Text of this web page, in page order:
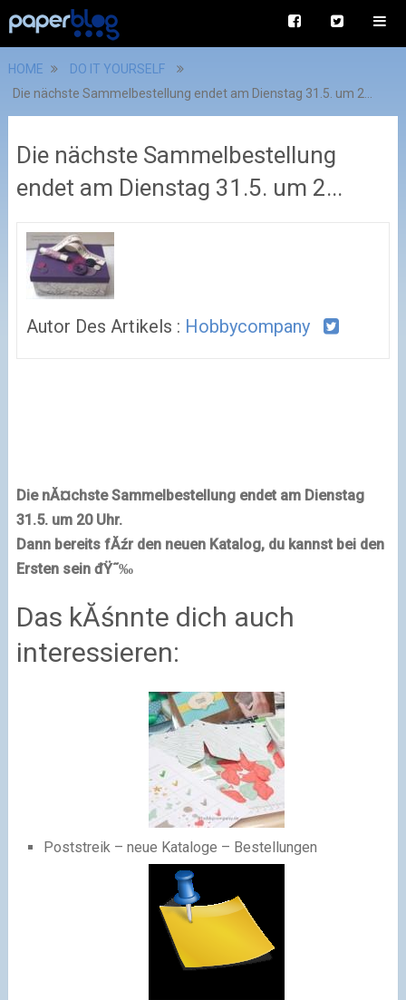
HOME
DO IT YOURSELF
Die nächste Sammelbestellung endet am Dienstag 31.5. um 2...
Die nächste Sammelbestellung
endet am Dienstag 31.5. um 2...
Autor Des Artikels : Hobbycompany
Die nĂ¤chste Sammelbestellung endet am Dienstag
31.5. um 20 Uhr.
Dann bereits fĂźr den neuen Katalog, du kannst bei den
Ersten sein đŸ˜‰
Das kĂśnnte dich auch
interessieren:
Poststreik – neue Kataloge – Bestellungen